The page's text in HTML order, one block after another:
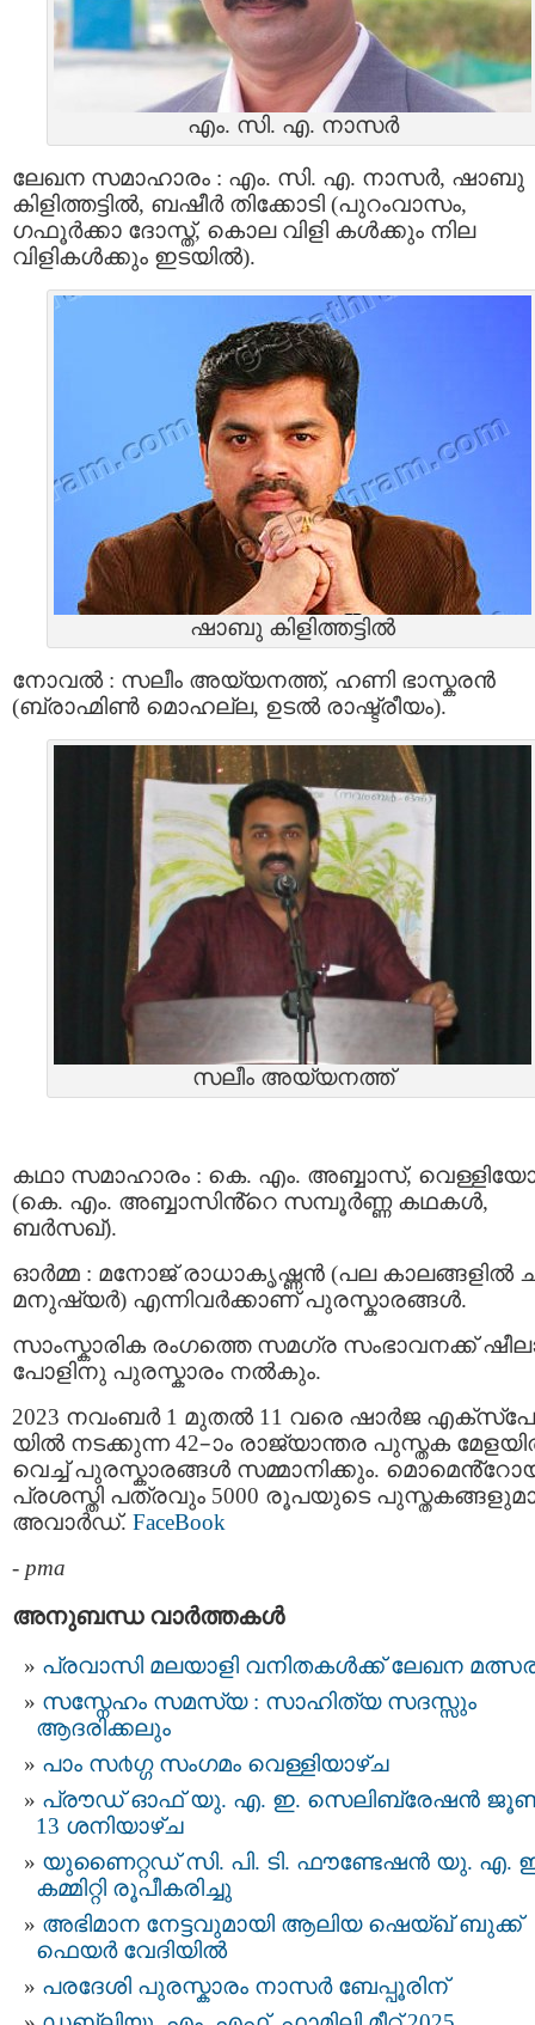
എം. സി. എ. നാസർ
ലേഖന സമാഹാരം : എം. സി. എ. നാസർ, ഷാബു
കിളിത്തട്ടിൽ, ബഷീർ തിക്കോടി (പുറംവാസം,
ഗഫൂർക്കാ ദോസ്ത്, കൊല വിളി കൾക്കും നില
വിളികൾക്കും ഇടയിൽ).
ഷാബു കിളിത്തട്ടിൽ
നോവൽ : സലീം അയ്യനത്ത്, ഹണി ഭാസ്കരൻ
(ബ്രാഹ്മിൺ മൊഹല്ല, ഉടൽ രാഷ്ട്രീയം).
സലീം അയ്യനത്ത്
കഥാ സമാഹാരം : കെ. എം. അബ്ബാസ്,
(കെ. എം. അബ്ബാസിൻ്റെ സമ്പൂർണ്ണ കഥകൾ,
ബർസഖ്).
ഓര്‍മ്മ : മനോജ് രാധാകൃഷ്ണൻ (പല കാലങ്ങളിൽ
മനുഷ്യർ) എന്നിവർക്കാണ് പുരസ്കാരങ്ങള്‍.
സാംസ്കാരിക രംഗത്തെ സമഗ്ര സംഭാവനക്ക്
പോളിനു പുരസ്കാരം നൽകും.
2023 നവംബർ 1 മുതൽ 11 വരെ ഷാർജ
യില്‍ നടക്കുന്ന 42–ാം രാജ്യാന്തര പുസ്തക
വെച്ച് പുരസ്കാരങ്ങൾ സമ്മാനിക്കും.
പ്രശസ്തി പത്രവും 5000 രൂപയുടെ
അവാർഡ്. FaceBook
- pma
അനുബന്ധ വാര്‍ത്തകള്‍
പ്ര​വാ​സി മ​ല​യാ​ളി വ​നി​ത​ക​ള്‍ക്ക് ലേ​ഖ​ന
സസ്നേഹം സമസ്യ : സാഹിത്യ സദസ്സും
ആദരിക്കലും
പാം സ൪ഗ്ഗ സംഗമം വെള്ളിയാഴ്ച
പ്രൗഡ് ഓഫ് യു. എ. ഇ. സെലിബ്രേഷൻ
13 ശനിയാഴ്ച
യുണൈറ്റഡ് സി. പി. ടി. ഫൗണ്ടേഷൻ യു. എ.
കമ്മിറ്റി രൂപീകരിച്ചു
അഭിമാന നേട്ടവുമായി ആലിയ ഷെയ്ഖ് ബുക്ക്
ഫെയർ വേദിയിൽ
പരദേശി പുരസ്കാരം നാസർ ബേപ്പൂരിന്